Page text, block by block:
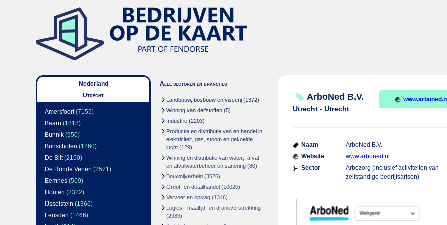
Nederland
Utrecht
Amersfoort(7155)
Baarn (1818)
Bunnik (950)
Bunschoten (1260)
De Bilt(2150)
De Ronde Venen (2571)
Eemnes (569)
Houten (2322)
IJsselstein (1366)
Leusden (1466)
Alle sectoren en branches
Landbouw, bosbouw en visserij (1372)
Winning van delfstoffen (5)
Industrie (2203)
Productie en distributie van en handel in
elektriciteit, gas, stoom en gekoelde
lucht (129)
Winning en distributie van water;, afval-
en afvalwaterbeheer en sanering (80)
Bouwnijverheid (3526)
Groot- en detailhandel (10020)
Vervoer en opslag (1346)
Logies-, maaltijd- en drankverstrekking
(2983)
ArboNed B.V.
Utrecht - Utrecht
www.arboned.nl
Naam
ArboNed B.V.
Website
www.arboned.nl
Sector
Arbozorg (inclusief activiteiten van
zelfstandige bedrijfsartsen)